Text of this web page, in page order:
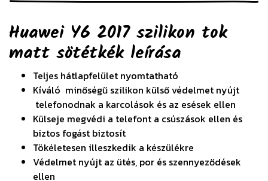
Huawei Y6 2017 szilikon tok
matt sötétkék leírása
Teljes hátlapfelület nyomtatható
Kíváló minőségű szilikon külső védelmet nyújt
telefonodnak a karcolások és az esések ellen
Külseje megvédi a telefont a csúszások ellen és
biztos fogást biztosít
Tökéletesen illeszkedik a készülékre
Védelmet nyújt az ütés, por és szennyeződések
ellen